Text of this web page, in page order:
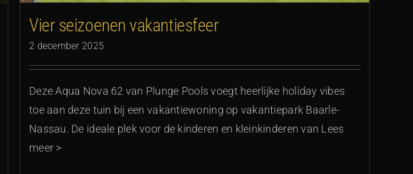
Vier seizoenen vakantiesfeer
2 december 2025
Deze Aqua Nova 62 van Plunge Pools voegt heerlijke holiday vibes
toe aan deze tuin bij een vakantiewoning op vakantiepark Baarle-
Nassau. De ideale plek voor de kinderen en kleinkinderen van Lees
meer >